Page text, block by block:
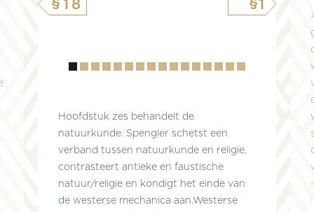
§18 §1
Hoofdstuk
1 2 3 4 5 6 7 8 9 10 11 12 13 14
Hoofdstuk zes behandelt de
natuurkunde. Spengler schetst een
verband tussen natuurkunde en religie,
contrasteert antieke en faustische
natuur/religie en kondigt het einde van
de westerse mechanica aan.Westerse